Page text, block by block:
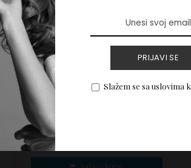
PRIJAVI SE
Slažem se sa uslovima